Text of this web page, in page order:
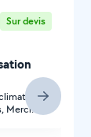
Sur devis
Merci!